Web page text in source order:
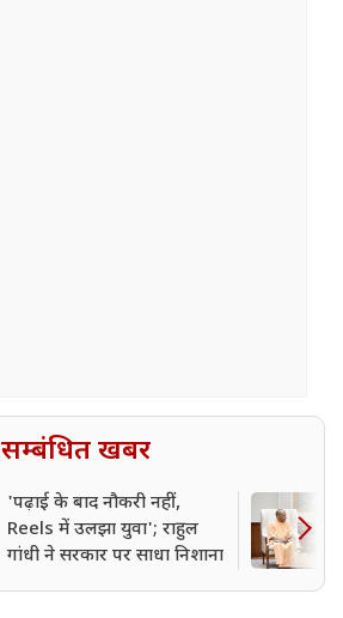
सम्बंधित खबर
'पढ़ाई के बाद नौकरी नहीं,
Reels में उलझा युवा'; राहुल
गांधी ने सरकार पर साधा निशाना